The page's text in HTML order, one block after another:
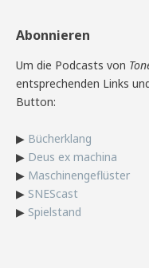
Abonnieren
Um die Podcasts von
entsprechenden Links
Button:
▶ Bücherklang
▶ Deus ex machina
▶ Maschinengeflüster
▶ SNEScast
▶ Spielstand